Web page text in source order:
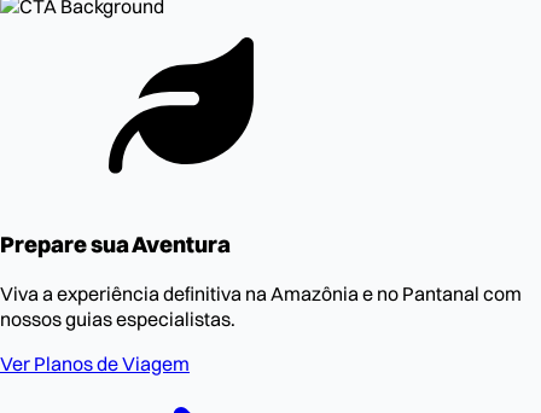
Prepare sua Aventura
Viva a experiência definitiva na Amazônia e no Pantanal com
nossos guias especialistas.
Ver Planos de Viagem